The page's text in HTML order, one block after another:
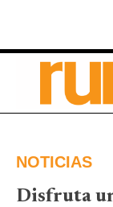
NOTICIAS
Disfruta